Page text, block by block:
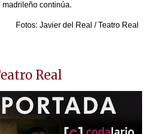
continúa.
Fotos: Javier del Real / Teatro Real
Real